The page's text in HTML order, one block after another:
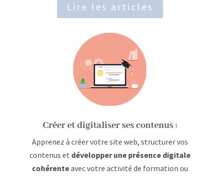
Lire les articles
Créer et digitaliser ses contenus :
Apprenez à créer votre site web, structurer vos
contenus et développer une présence digitale
cohérenteavec votre activité de formation ou